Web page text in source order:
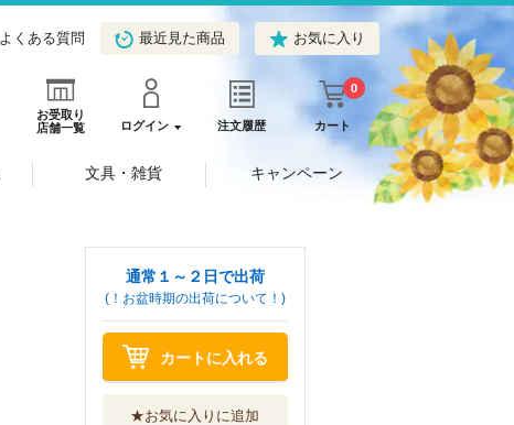
よくある質問 最近見た商品 お気に入り
お受取り
店舗一覧
ログイン 注文履歴 カート
0
文具・雑貨 キャンペーン
通常１～２日で出荷
(！お盆時期の出荷について！)
カートに入れる
★お気に入りに追加